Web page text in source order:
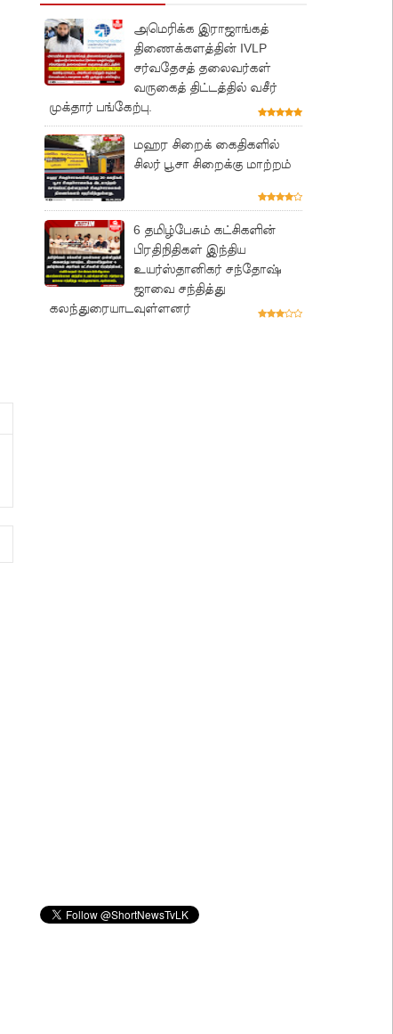
அமெரிக்க இராஜாங்கத்
திணைக்களத்தின் IVLP
சர்வதேசத் தலைவர்கள்
வருகைத் திட்டத்தில் வசீர்
முக்தார் பங்கேற்பு.
மஹர சிறைக் கைதிகளில்
சிலர் பூசா சிறைக்கு மாற்றம்
6 தமிழ்பேசும் கட்சிகளின்
பிரதிநிதிகள் இந்திய
உயர்ஸ்தானிகர் சந்தோஷ்
ஜாவை சந்தித்து
கலந்துரையாடவுள்ளனர்